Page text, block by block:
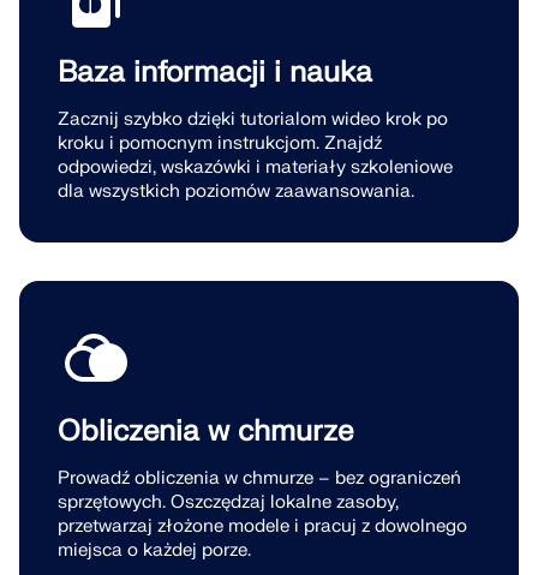
Baza informacji i nauka
Zacznij szybko dzięki tutorialom wideo krok po
kroku i pomocnym instrukcjom. Znajdź
odpowiedzi, wskazówki i materiały szkoleniowe
dla wszystkich poziomów zaawansowania.
Obliczenia w chmurze
Prowadź obliczenia w chmurze – bez ograniczeń
sprzętowych. Oszczędzaj lokalne zasoby,
przetwarzaj złożone modele i pracuj z dowolnego
miejsca o każdej porze.